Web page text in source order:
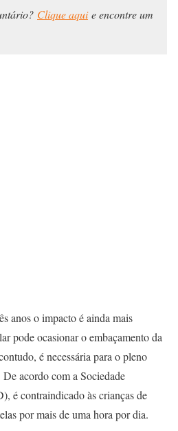
Clique aquie encontre um
anos o impacto é ainda mais
pode ocasionar o embaçamento da
é necessária para o pleno
acordo com a Sociedade
é contraindicado às crianças de
por mais de uma hora por dia.